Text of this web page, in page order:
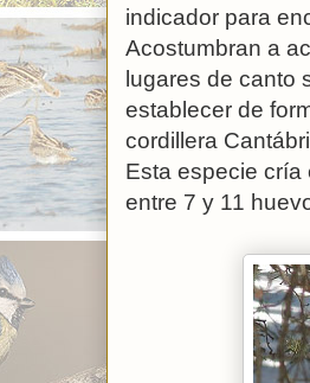
indicador para
Acostumbran a
lugares de canto
establecer de
cordillera
Esta especie cría
entre 7 y 11